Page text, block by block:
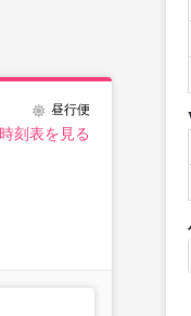
時刻表を見る
昼行便